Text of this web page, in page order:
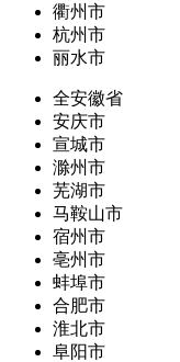
衢州市
杭州市
丽水市
全安徽省
安庆市
宣城市
滁州市
芜湖市
马鞍山市
宿州市
亳州市
蚌埠市
合肥市
淮北市
阜阳市